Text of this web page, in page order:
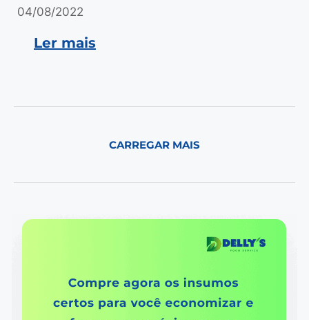
04/08/2022
Ler mais
CARREGAR MAIS